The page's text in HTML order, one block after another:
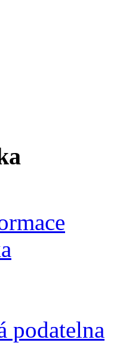
podatelna